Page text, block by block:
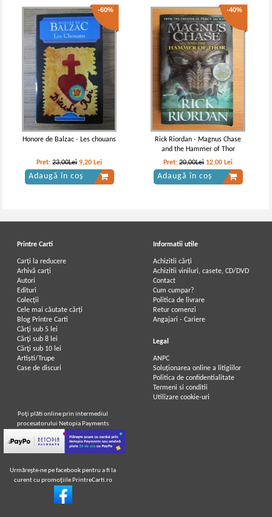
-60%
Honore de Balzac - Les chouans
Pret:23,00Lei 9,20 Lei
Adaugă în coș
-40%
Rick Riordan - Magnus Chase
and the Hammer of Thor
Pret:20,00Lei 12,00 Lei
Adaugă în coș
Printre Carti
Carți la reducere
Arhivă carți
Autori
Edituri
Colecții
Cele mai căutate cărți
Blog Printre Carti
Cărţi sub 5 lei
Cărţi sub 8 lei
Cărţi sub 10 lei
Artiști/Trupe
Case de discuri
Informatii utile
Achizitii cărți
Achizitii viniluri, casete, CD/DVD
Contact
Cum cumpar?
Politica de livrare
Retur comenzi
Angajari - Cariere
Legal
ANPC
Soluționarea online a litigiilor
Politica de confidentialitate
Termeni si conditii
Utilizare cookie-uri
Poţi plăti online prin intermediul
procesatorului Netopia Payments
Urmăreşte-ne pe facebook pentru a fi la
curent cu promoţiile PrintreCarti.ro